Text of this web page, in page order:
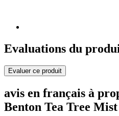
Evaluations du
Evaluer ce produit
avis en français à
Benton Tea Tree Mist